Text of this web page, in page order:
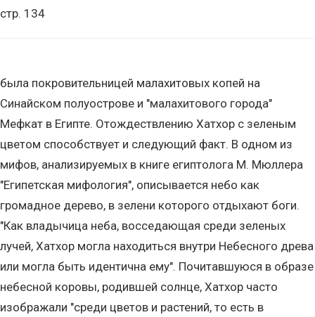
стр. 134
была покровительницей малахитовых копей на
Синайском полуострове и "малахитового города"
Мефкат в Египте. Отождествлению Хатхор с зеленым
цветом способствует и следующий факт. В одном из
мифов, анализируемых в книге египтолога М. Мюллера
"Египетская мифология", описывается небо как
громадное дерево, в зелени которого отдыхают боги.
"Как владычица неба, восседающая среди зеленых
лучей, Хатхор могла находиться внутри Небесного древа
или могла быть идентична ему". Почитавшуюся в образе
небесной коровы, родившей солнце, Хатхор часто
изображали "среди цветов и растений, то есть в